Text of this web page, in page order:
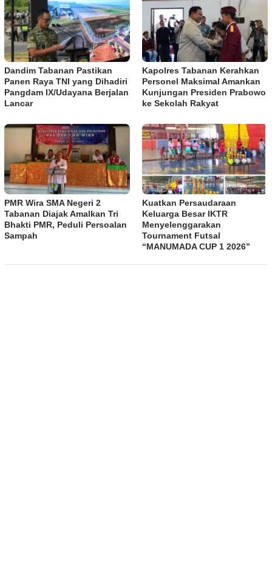
Dandim Tabanan Pastikan
Panen Raya TNI yang Dihadiri
Pangdam IX/Udayana Berjalan
Lancar
Kapolres Tabanan Kerahkan
Personel Maksimal Amankan
Kunjungan Presiden Prabowo
ke Sekolah Rakyat
PMR Wira SMA Negeri 2
Tabanan Diajak Amalkan Tri
Bhakti PMR, Peduli Persoalan
Sampah
Kuatkan Persaudaraan
Keluarga Besar IKTR
Menyelenggarakan
Tournament Futsal
“MANUMADA CUP 1 2026”